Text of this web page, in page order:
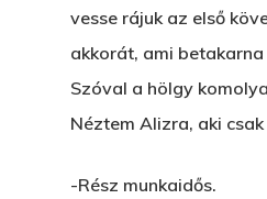
vesse rájuk az első
akkorát, ami betakarna
Szóval a hölgy
Néztem Alizra, aki
-Rész munkaidős.